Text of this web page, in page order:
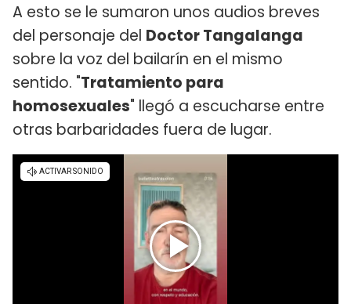
A esto se le sumaron unos audios breves
del personaje del Doctor Tangalanga
sobre la voz del bailarín en el mismo
sentido. "Tratamiento para
homosexuales" llegó a escucharse entre
otras barbaridades fuera de lugar.